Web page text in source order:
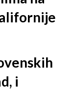
i